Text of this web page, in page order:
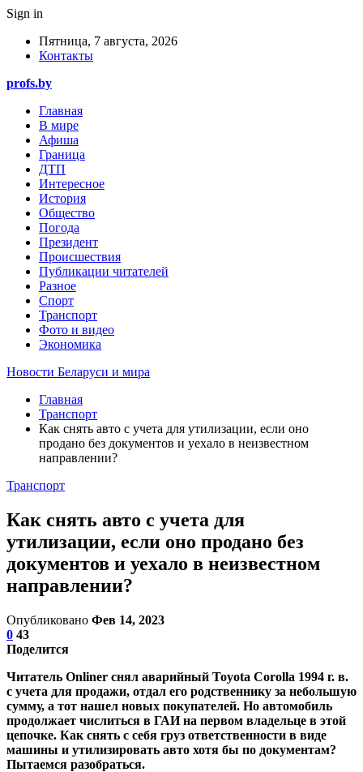
Sign in
Пятница, 7 августа, 2026
Контакты
profs.by
Главная
В мире
Афиша
Граница
ДТП
Интересное
История
Общество
Погода
Президент
Происшествия
Публикации читателей
Разное
Спорт
Транспорт
Фото и видео
Экономика
Новости Беларуси и мира
Главная
Транспорт
Как снять авто с учета для утилизации, если оно
продано без документов и уехало в неизвестном
направлении?
Транспорт
Как снять авто с учета для
утилизации, если оно продано без
документов и уехало в неизвестном
направлении?
Опубликовано Фев 14, 2023
0 43
Поделится
Читатель Onliner снял аварийный Toyota Corolla 1994 г. в.
с учета для продажи, отдал его родственнику за небольшую
сумму, а тот нашел новых покупателей. Но автомобиль
продолжает числиться в ГАИ на первом владельце в этой
цепочке. Как снять с себя груз ответственности в виде
машины и утилизировать авто хотя бы по документам?
Пытаемся разобраться.